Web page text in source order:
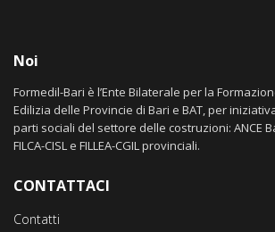
Noi
Formedil-Bari è l’Ente Bilaterale per la
Edilizia delle Provincie di Bari e BAT, per
parti sociali del settore delle costruzioni: ANCE
FILCA-CISL e FILLEA-CGIL provinciali.
CONTATTACI
Contatti